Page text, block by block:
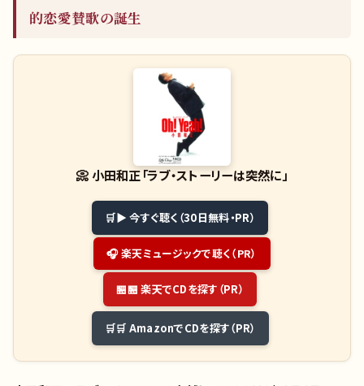
的恋愛賛歌の誕生
📀 小田和正「ラブ・ストーリーは突然に」
▶ 今すぐ聴く（30日無料・PR）
🎧 楽天ミュージックで聴く（PR）
🏪 楽天でCDを探す（PR）
🛒 AmazonでCDを探す（PR）